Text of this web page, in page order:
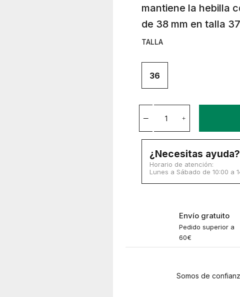
mantiene la hebilla
de 38 mm en talla
TALLA
36
¿Necesitas ayuda?
Horario de atención:
Lunes a Sábado de 10:00 a
Envío gratuito
Pedido superior a
60€
Somos de